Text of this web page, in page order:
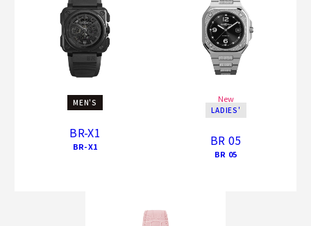
MEN'S
BR-X1
BR-X1
New
LADIES'
BR 05
BR 05